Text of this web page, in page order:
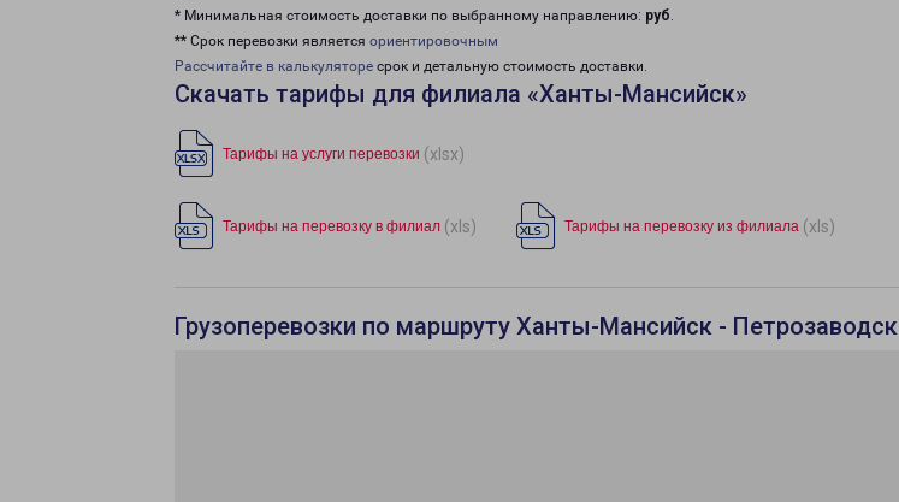
* Минимальная стоимость доставки по выбранному направлению: руб.
** Срок перевозки является ориентировочным
Рассчитайте в калькуляторе срок и детальную стоимость доставки.
Скачать тарифы для филиала «Ханты-Мансийск»
Тарифы на услуги перевозки (xlsx)
Тарифы на перевозку в филиал (xls) Тарифы на перевозку из филиала (xls)
Грузоперевозки по маршруту Ханты-Мансийск - Петрозаводск